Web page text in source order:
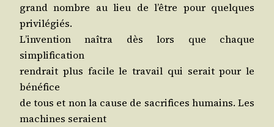
grand nombre au lieu de l’être pour quelques
privilégiés.
L’in­ven­tion naî­tra dès lors que chaque
simplification
ren­drait plus facile le tra­vail qui serait pour le
bénéfice
de tous et non la cause de sacri­fices humains. Les
machines seraient